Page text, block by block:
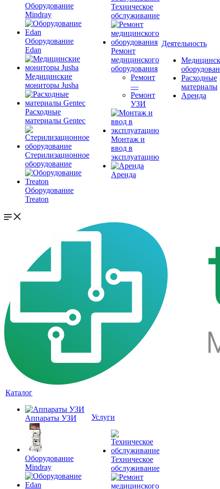
Оборудование
Mindray
Оборудование
Edan
Медицинские
мониторы Jusha
Расходные
материалы Gentec
Стерилизационное
оборудование
Оборудование
Treaton
Техническое
обслуживание
Ремонт
медицинского
оборудования
Ремонт
—
Ремонт
УЗИ
Монтаж и
ввод в
эксплуатацию
Аренда
Деятельность
Расходные
материалы
Аренда
Каталог
Аппараты УЗИ
Оборудование
Mindray
Услуги
Техническое
обслуживание